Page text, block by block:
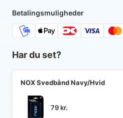
449 kr..
Betalingsmuligheder
Har du set?
NOX Svedbånd Navy/Hvid
79kr.